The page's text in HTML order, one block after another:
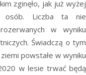
zginęło, jak już wyżej
osób. Liczba ta nie
w wyniku
Świadczą o tym
powstałe w wyniku
w lesie trwać będą